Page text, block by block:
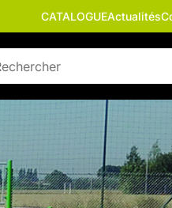
CATALOGUEActualités